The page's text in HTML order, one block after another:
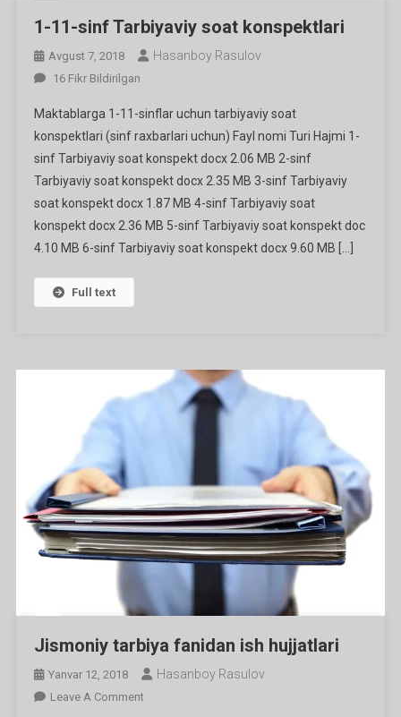
1-11-sinf Tarbiyaviy soat konspektlari
Avgust 7, 2018 Hasanboy Rasulov
1-
Sinf
Tarbiyaviy
Soat
Konspektlari
Ga
16 Fikr Bildirilgan
Maktablarga 1-11-sinflar uchun tarbiyaviy soat
konspektlari (sinf raxbarlari uchun) Fayl nomi Turi Hajmi 1-
sinf Tarbiyaviy soat konspekt docx 2.06 MB 2-sinf
Tarbiyaviy soat konspekt docx 2.35 MB 3-sinf Tarbiyaviy
soat konspekt docx 1.87 MB 4-sinf Tarbiyaviy soat
konspekt docx 2.36 MB 5-sinf Tarbiyaviy soat konspekt doc
4.10 MB 6-sinf Tarbiyaviy soat konspekt docx 9.60 MB […]
Full text
Jismoniy tarbiya fanidan ish hujjatlari
Yanvar 12, 2018 Hasanboy Rasulov
Leave A CommentOn